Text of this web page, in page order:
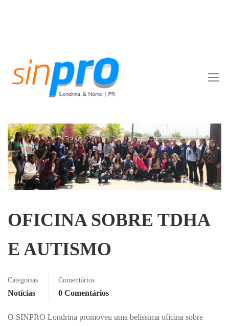
OFICINA SOBRE TDHA
E AUTISMO
Categorias
Notícias
Comentários
0 Comentários
O SINPRO Londrina promoveu uma belíssima oficina sobre